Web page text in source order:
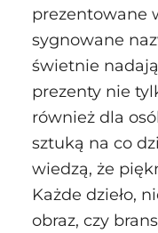
prezentowane
sygnowane
świetnie
prezenty nie
również dla
sztuką na co
wiedzą, że
Każde dzieło,
obraz, czy